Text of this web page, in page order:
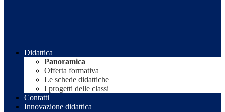
Didattica
Panoramica
Offerta formativa
Le schede didattiche
I progetti delle classi
Contatti
Innovazione didattica